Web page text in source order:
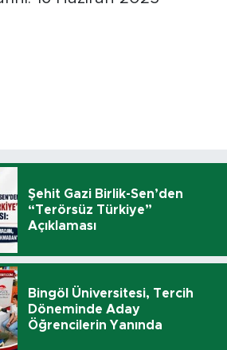
Şehit Gazi Birlik-Sen’den
“Terörsüz Türkiye”
Açıklaması
Bingöl Üniversitesi, Tercih
Döneminde Aday
Öğrencilerin Yanında